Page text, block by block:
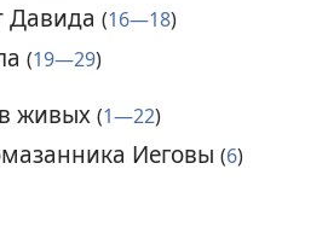
Давида (16—18)
(19—29)
живых (1—22)
Иеговы(6)